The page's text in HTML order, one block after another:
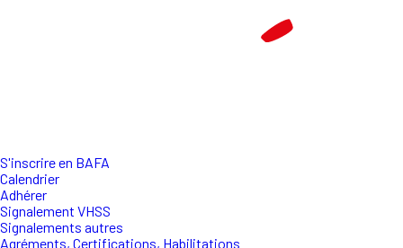
S'inscrire en BAFA
Calendrier
Adhérer
Signalement VHSS
Signalements autres
Agréments, Certifications, Habilitations